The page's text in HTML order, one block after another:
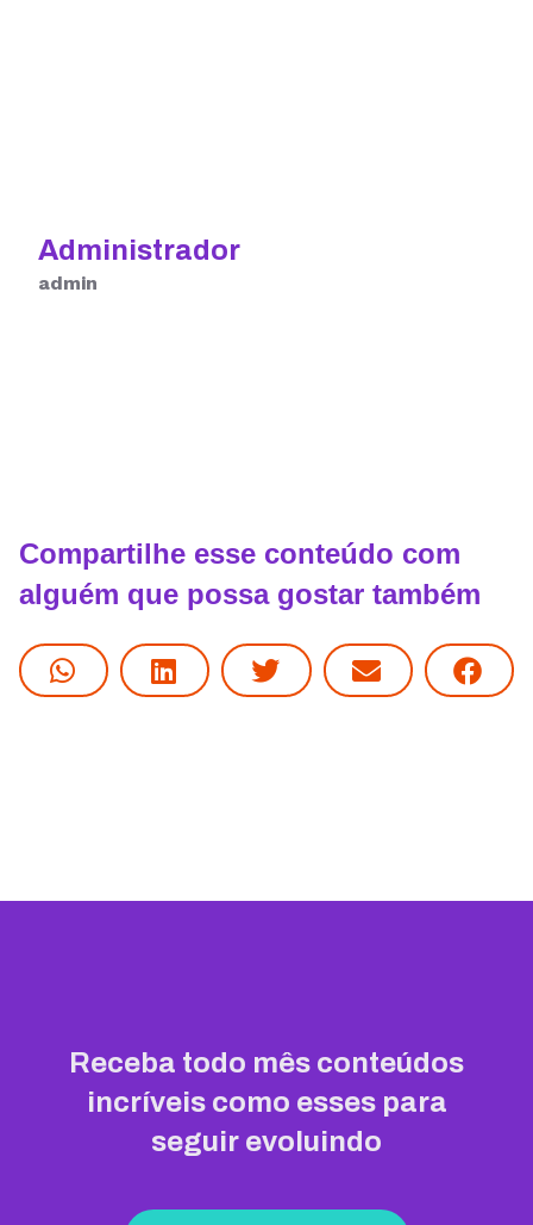
Administrador
admin
Compartilhe esse conteúdo com
alguém que possa gostar também
Receba todo mês conteúdos
incríveis como esses para
seguir evoluindo